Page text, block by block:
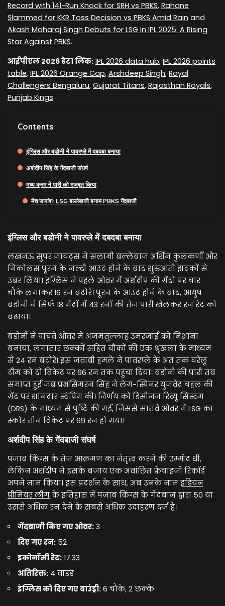
Record with 141-Run Knock for SRH vs PBKS, Rahane
Slammed for KKR Toss Decision vs PBKS Amid Rain and
Akash Maharaj Singh Debuts for LSG in IPL 2025: A Rising
Star Against PBKS.
आईपीएल 2026 डेटा लिंक: IPL 2026 data hub, IPL 2026 points
table, IPL 2026 Orange Cap, Arshdeep Singh, Royal
Challengers Bengaluru, Gujarat Titans, Rajasthan Royals,
Punjab Kings.
Contents
इंग्लिस और बडोनी ने पावरप्ले में दबदबा बनाया
अर्शदीप सिंह के गेंदबाजी संघर्ष
मध्य क्रम ने पारी को मजबूत किया
मैच सारांश: LSG बल्लेबाजी बनाम PBKS गेंदबाजी
इंग्लिस और बडोनी ने पावरप्ले में दबदबा बनाया
लखनऊ सुपर जायंट्स ने सलामी बल्लेबाज अर्शिन कुलकर्णी और
निकोलस पूरन के जल्दी आउट होने के बाद शुरुआती झटकों से
उबर लिया। इंग्लिस ने पहले ओवर में अर्शदीप की गेंदों पर चार
चौके लगाकर 16 रन बटोरे। पूरन के आउट होने के बाद, आयुष
बडोनी ने सिर्फ 18 गेंदों में 43 रनों की तेज पारी खेलकर रन रेट को
बढ़ाया।
बडोनी ने पांचवें ओवर में अजमतुल्लाह उमरजाई को निशाना
बनाया, लगातार छक्कों सहित चौकों की एक श्रृंखला के माध्यम
से 24 रन बटोरे। इस जवाबी हमले ने पावरप्ले के अंत तक घरेलू
टीम को दो विकेट पर 66 रन तक पहुंचा दिया। बडोनी की पारी तब
समाप्त हुई जब प्रभसिमरन सिंह ने लेग-स्पिनर युजवेंद्र चहल की
गेंद पर शानदार स्टंपिंग की। निर्णय को डिसीजन रिव्यू सिस्टम
(DRS) के माध्यम से पुष्टि की गई, जिससे सातवें ओवर में LSG का
स्कोर तीन विकेट पर 69 रन हो गया।
अर्शदीप सिंह के गेंदबाजी संघर्ष
पंजाब किंग्स के तेज आक्रमण का नेतृत्व करने की उम्मीद थी,
लेकिन अर्शदीप ने इसके बजाय एक अवांछित फ्रेंचाइजी रिकॉर्ड
अपने नाम किया। इस प्रदर्शन के साथ, अब उनके नाम इंडियन
प्रीमियर लीग के इतिहास में पंजाब किंग्स के गेंदबाज द्वारा 50 या
उससे अधिक रन देने के सबसे अधिक उदाहरण दर्ज हैं।
गेंदबाजी किए गए ओवर: 3
दिए गए रन: 52
इकोनॉमी रेट: 17.33
अतिरिक्त: 4 वाइड
इंग्लिस को दिए गए बाउंड्री: 6 चौके, 2 छक्के